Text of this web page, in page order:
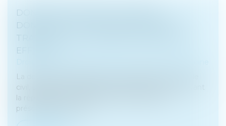
DONATION-PARTAGE OU SIMPLE
DONATION ? LA COUR DE CASSATION
TRANCHE SUR L’EXIGENCE DE PARTAGE
EFFECTIF
La donation-partage, prévue à l’article 1075 du Code
civil, permet à un ascendant d’organiser de son vivant
la répartition de ses biens entre ses héritiers
présomptifs. Elle sup...